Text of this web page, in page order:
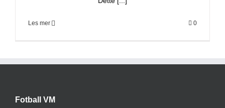
Les mer 0
Fotball VM